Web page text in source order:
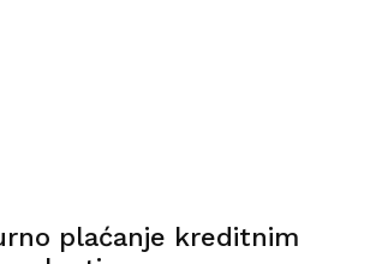
plaćanje kreditnim